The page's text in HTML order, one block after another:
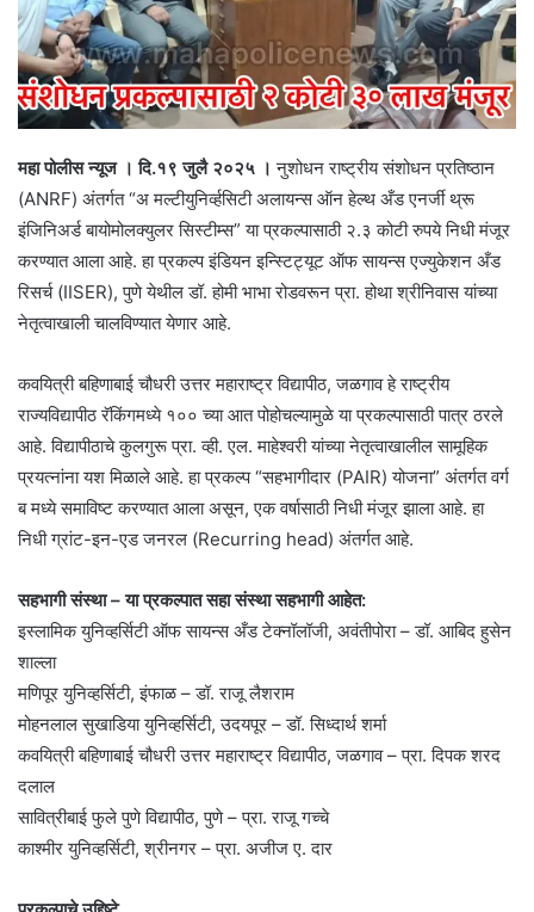
महा पोलीस न्यूज । दि.१९ जुलै २०२५ । नुशोधन राष्ट्रीय संशोधन प्रतिष्ठान
(ANRF) अंतर्गत “अ मल्टीयुनिर्व्हसिटी अलायन्स ऑन हेल्थ अँड एनर्जी थ्रू
इंजिनिअर्ड बायोमोलक्युलर सिस्टीम्स” या प्रकल्पासाठी २.३ कोटी रुपये निधी मंजूर
करण्यात आला आहे. हा प्रकल्प इंडियन इन्स्टिट्यूट ऑफ सायन्स एज्युकेशन अँड
रिसर्च (IISER), पुणे येथील डॉ. होमी भाभा रोडवरून प्रा. होथा श्रीनिवास यांच्या
नेतृत्वाखाली चालविण्यात येणार आहे.
कवयित्री बहिणाबाई चौधरी उत्तर महाराष्ट्र विद्यापीठ, जळगाव हे राष्ट्रीय
राज्यविद्यापीठ रॅकिंगमध्ये १०० च्या आत पोहोचल्यामुळे या प्रकल्पासाठी पात्र ठरले
आहे. विद्यापीठाचे कुलगुरू प्रा. व्ही. एल. माहेश्वरी यांच्या नेतृत्वाखालील सामूहिक
प्रयत्नांना यश मिळाले आहे. हा प्रकल्प “सहभागीदार (PAIR) योजना” अंतर्गत वर्ग
ब मध्ये समाविष्ट करण्यात आला असून, एक वर्षासाठी निधी मंजूर झाला आहे. हा
निधी ग्रांट-इन-एड जनरल (Recurring head) अंतर्गत आहे.
सहभागी संस्था – या प्रकल्पात सहा संस्था सहभागी आहेत:
इस्लामिक युनिव्हर्सिटी ऑफ सायन्स अँड टेक्नॉलॉजी, अवंतीपोरा – डॉ. आबिद हुसेन
शाल्ला
मणिपूर युनिव्हर्सिटी, इंफाळ – डॉ. राजू लैशराम
मोहनलाल सुखाडिया युनिव्हर्सिटी, उदयपूर – डॉ. सिध्दार्थ शर्मा
कवयित्री बहिणाबाई चौधरी उत्तर महाराष्ट्र विद्यापीठ, जळगाव – प्रा. दिपक शरद
दलाल
सावित्रीबाई फुले पुणे विद्यापीठ, पुणे – प्रा. राजू गच्चे
काश्मीर युनिव्हर्सिटी, श्रीनगर – प्रा. अजीज ए. दार